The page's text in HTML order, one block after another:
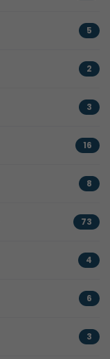
5
2
3
16
8
73
4
6
3